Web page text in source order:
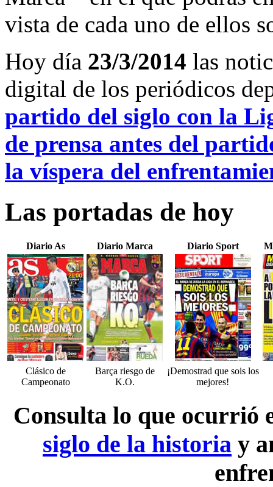
vista de cada uno de ellos
Hoy día 23/3/2014 las
digital de los periódicos
partido del siglo con la
de prensa antes del
la víspera del
Las portadas de hoy
Diario As Diario Marca Diario Sport
Clásico de
Campeonato
Barça riesgo de
K.O.
¡Demostrad que sois los
mejores!
Consulta lo que ocurrió
siglo de la historia y